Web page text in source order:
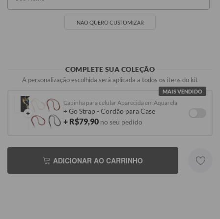
NÃO QUERO CUSTOMIZAR
COMPLETE SUA COLEÇÃO
A personalização escolhida será aplicada a todos os itens do kit
MAIS VENDIDO
+
Capinha para celular Aparecida em Aquarela
+ Go Strap - Cordão para Case
+ R$79,90 no seu pedido
ADICIONAR AO CARRINHO